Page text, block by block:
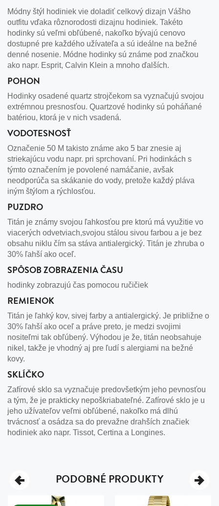
Módny štýl hodiniek vie doladiť celkový dizajn Vášho
outfitu vďaka rôznorodosti dizajnu hodiniek. Takéto
hodinky sú veľmi obľúbené, nakoľko bývajú cenovo
dostupné pre každého užívateľa a sú ideálne na bežné
denné nosenie. Módne hodinky sú známe pod značkou
ako napr. Esprit, Calvin Klein a mnoho ďalších.
POHON
Hodinky osadené quartz strojčekom sa vyznačujú svojou
extrémnou presnosťou. Quartzové hodinky sú poháňané
batériou, ktorá je v nich vsadená.
VODOTESNOSŤ
Označenie 50 M takisto známe ako 5 bar znesie aj
striekajúcu vodu napr. pri sprchovaní. Pri hodinkách s
týmto označením je povolené namáčanie, avšak
neodporúča sa skákanie do vody, pretože každý pláva
iným štýlom a rýchlosťou.
PUZDRO
Titán je známy svojou ľahkosťou pre ktorú má využitie vo
viacerých odvetviach,svojou stálou sivou farbou a je bez
obsahu niklu čím sa stáva antialergický. Titán je zhruba o
30% ľahší ako oceľ.
SPÔSOB ZOBRAZENIA ČASU
hodinky zobrazujú čas pomocou ručičiek
REMIENOK
Titán je ľahký kov, sivej farby a antialergický. Je približne o
30% ľahší ako oceľ a práve preto, je medzi svojimi
nositeľmi tak obľúbený. Výhodou je že, titán neobsahuje
nikel, takže je vhodný aj pre ľudí s alergiami na bežné
kovy.
SKLÍČKO
Zafírové sklo sa vyznačuje predovšetkým jeho pevnosťou
a tým, že je prakticky nepoškriabateľné. Zafírové sklo je u
jeho užívateľov veľmi obľúbené, nakoľko má dlhú
trvácnosť a osádza sa do prevažne drahších značiek
hodiniek ako napr. Tissot, Certina a Longines.
PODOBNÉ PRODUKTY